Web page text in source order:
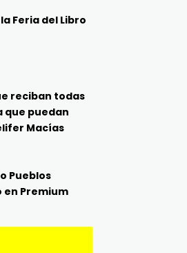
Feria del Libro
reciban todas
que puedan
Macías
Pueblos
en Premium